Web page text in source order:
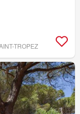
TROPEZ